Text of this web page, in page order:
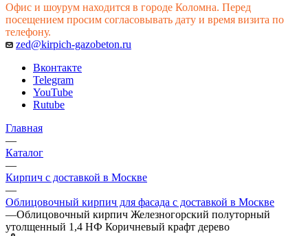
Офис и шоурум находится в городе Коломна. Перед
посещением просим согласовывать дату и время визита по
телефону.
zed@kirpich-gazobeton.ru
Вконтакте
Telegram
YouTube
Rutube
Главная
—
Каталог
—
Кирпич с доставкой в Москве
—
Облицовочный кирпич для фасада с доставкой в Москве
—Облицовочный кирпич Железногорский полуторный
утолщенный 1,4 НФ Коричневый крафт дерево